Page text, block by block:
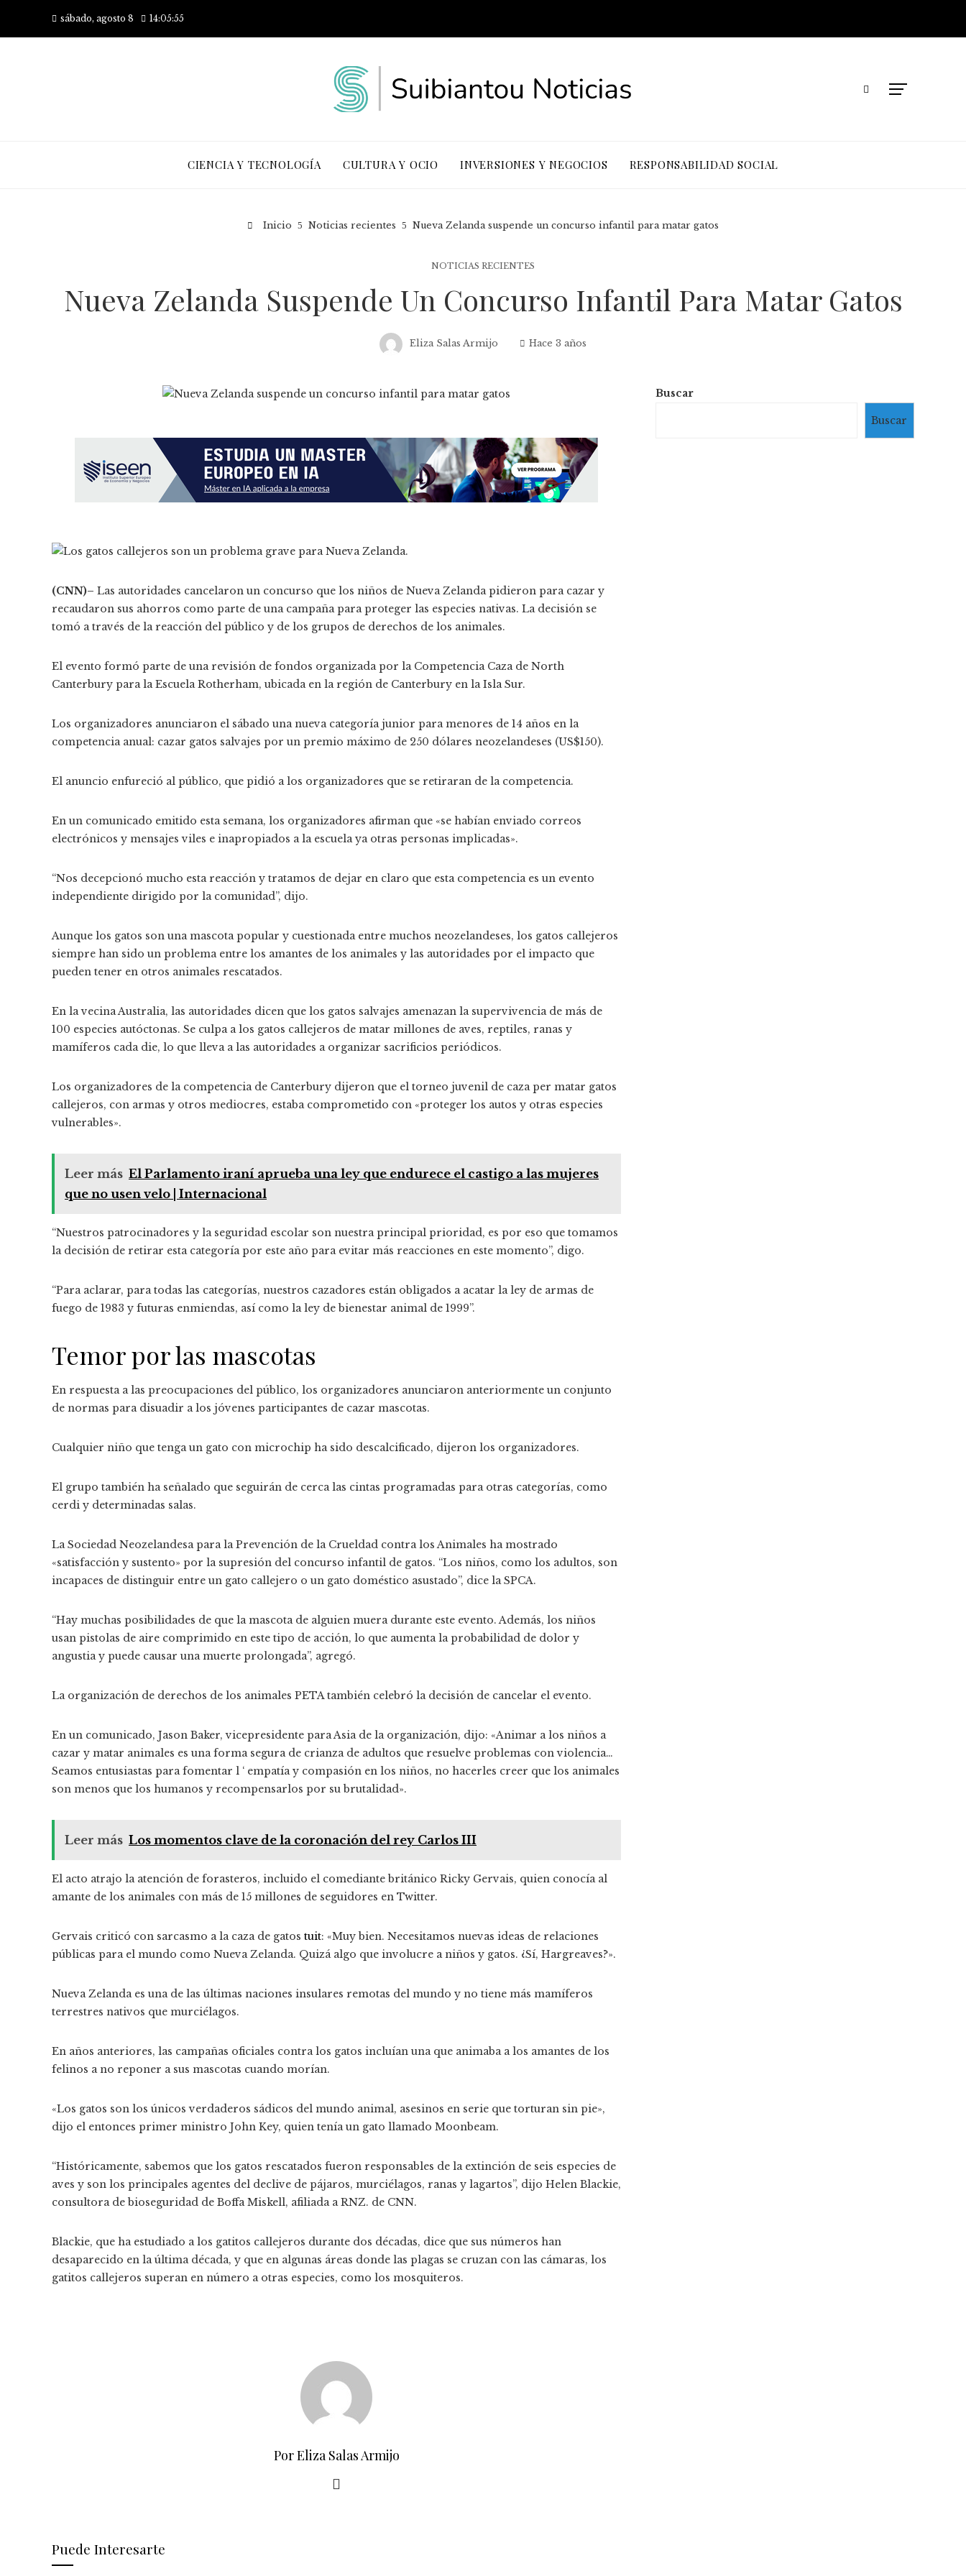
sábado, agosto 8 14:05:56
CIENCIA Y TECNOLOGÍA CULTURA Y OCIO INVERSIONES Y NEGOCIOS RESPONSABILIDAD SOCIAL
Inicio Noticias recientes Nueva Zelanda suspende un concurso infantil para matar gatos
NOTICIAS RECIENTES
Nueva Zelanda Suspende Un Concurso Infantil Para Matar Gatos
Eliza Salas Armijo Hace 3 años
(CNN)– Las autoridades cancelaron un concurso que los niños de Nueva Zelanda pidieron para cazar y
recaudaron sus ahorros como parte de una campaña para proteger las especies nativas. La decisión se
tomó a través de la reacción del público y de los grupos de derechos de los animales.
El evento formó parte de una revisión de fondos organizada por la Competencia Caza de North
Canterbury para la Escuela Rotherham, ubicada en la región de Canterbury en la Isla Sur.
Los organizadores anunciaron el sábado una nueva categoría junior para menores de 14 años en la
competencia anual: cazar gatos salvajes por un premio máximo de 250 dólares neozelandeses (US$150).
El anuncio enfureció al público, que pidió a los organizadores que se retiraran de la competencia.
En un comunicado emitido esta semana, los organizadores afirman que «se habían enviado correos
electrónicos y mensajes viles e inapropiados a la escuela ya otras personas implicadas».
“Nos decepcionó mucho esta reacción y tratamos de dejar en claro que esta competencia es un evento
independiente dirigido por la comunidad”, dijo.
Aunque los gatos son una mascota popular y cuestionada entre muchos neozelandeses, los gatos callejeros
siempre han sido un problema entre los amantes de los animales y las autoridades por el impacto que
pueden tener en otros animales rescatados.
En la vecina Australia, las autoridades dicen que los gatos salvajes amenazan la supervivencia de más de
100 especies autóctonas. Se culpa a los gatos callejeros de matar millones de aves, reptiles, ranas y
mamíferos cada die, lo que lleva a las autoridades a organizar sacrificios periódicos.
Los organizadores de la competencia de Canterbury dijeron que el torneo juvenil de caza per matar gatos
callejeros, con armas y otros mediocres, estaba comprometido con «proteger los autos y otras especies
vulnerables».
Leer más El Parlamento iraní aprueba una ley que endurece el castigo a las mujeres
que no usen velo | Internacional
“Nuestros patrocinadores y la seguridad escolar son nuestra principal prioridad, es por eso que tomamos
la decisión de retirar esta categoría por este año para evitar más reacciones en este momento”, digo.
“Para aclarar, para todas las categorías, nuestros cazadores están obligados a acatar la ley de armas de
fuego de 1983 y futuras enmiendas, así como la ley de bienestar animal de 1999”.
Temor por las mascotas
En respuesta a las preocupaciones del público, los organizadores anunciaron anteriormente un conjunto
de normas para disuadir a los jóvenes participantes de cazar mascotas.
Cualquier niño que tenga un gato con microchip ha sido descalcificado, dijeron los organizadores.
El grupo también ha señalado que seguirán de cerca las cintas programadas para otras categorías, como
cerdi y determinadas salas.
La Sociedad Neozelandesa para la Prevención de la Crueldad contra los Animales ha mostrado
«satisfacción y sustento» por la supresión del concurso infantil de gatos. “Los niños, como los adultos, son
incapaces de distinguir entre un gato callejero o un gato doméstico asustado”, dice la SPCA.
“Hay muchas posibilidades de que la mascota de alguien muera durante este evento. Además, los niños
usan pistolas de aire comprimido en este tipo de acción, lo que aumenta la probabilidad de dolor y
angustia y puede causar una muerte prolongada”, agregó.
La organización de derechos de los animales PETA también celebró la decisión de cancelar el evento.
En un comunicado, Jason Baker, vicepresidente para Asia de la organización, dijo: «Animar a los niños a
cazar y matar animales es una forma segura de crianza de adultos que resuelve problemas con violencia…
Seamos entusiastas para fomentar l ‘ empatía y compasión en los niños, no hacerles creer que los animales
son menos que los humanos y recompensarlos por su brutalidad».
Leer más Los momentos clave de la coronación del rey Carlos III
El acto atrajo la atención de forasteros, incluido el comediante británico Ricky Gervais, quien conocía al
amante de los animales con más de 15 millones de seguidores en Twitter.
Gervais criticó con sarcasmo a la caza de gatos tuit: «Muy bien. Necesitamos nuevas ideas de relaciones
públicas para el mundo como Nueva Zelanda. Quizá algo que involucre a niños y gatos. ¿Sí, Hargreaves?».
Nueva Zelanda es una de las últimas naciones insulares remotas del mundo y no tiene más mamíferos
terrestres nativos que murciélagos.
En años anteriores, las campañas oficiales contra los gatos incluían una que animaba a los amantes de los
felinos a no reponer a sus mascotas cuando morían.
«Los gatos son los únicos verdaderos sádicos del mundo animal, asesinos en serie que torturan sin pie»,
dijo el entonces primer ministro John Key, quien tenía un gato llamado Moonbeam.
“Históricamente, sabemos que los gatos rescatados fueron responsables de la extinción de seis especies de
aves y son los principales agentes del declive de pájaros, murciélagos, ranas y lagartos”, dijo Helen Blackie,
consultora de bioseguridad de Boffa Miskell, afiliada a RNZ. de CNN.
Blackie, que ha estudiado a los gatitos callejeros durante dos décadas, dice que sus números han
desaparecido en la última década, y que en algunas áreas donde las plagas se cruzan con las cámaras, los
gatitos callejeros superan en número a otras especies, como los mosquiteros.
Por Eliza Salas Armijo
Puede Interesarte
Buscar
Buscar